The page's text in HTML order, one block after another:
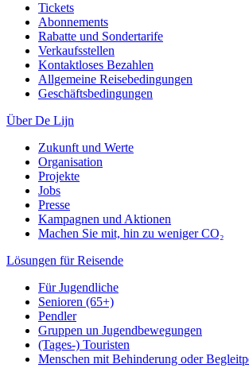
Tickets
Abonnements
Rabatte und Sondertarife
Verkaufsstellen
Kontaktloses Bezahlen
Allgemeine Reisebedingungen
Geschäftsbedingungen
Über De Lijn
Zukunft und Werte
Organisation
Projekte
Jobs
Presse
Kampagnen und Aktionen
Machen Sie mit, hin zu weniger CO₂
Lösungen für Reisende
Für Jugendliche
Senioren (65+)
Pendler
Gruppen un Jugendbewegungen
(Tages-) Touristen
Menschen mit Behinderung oder